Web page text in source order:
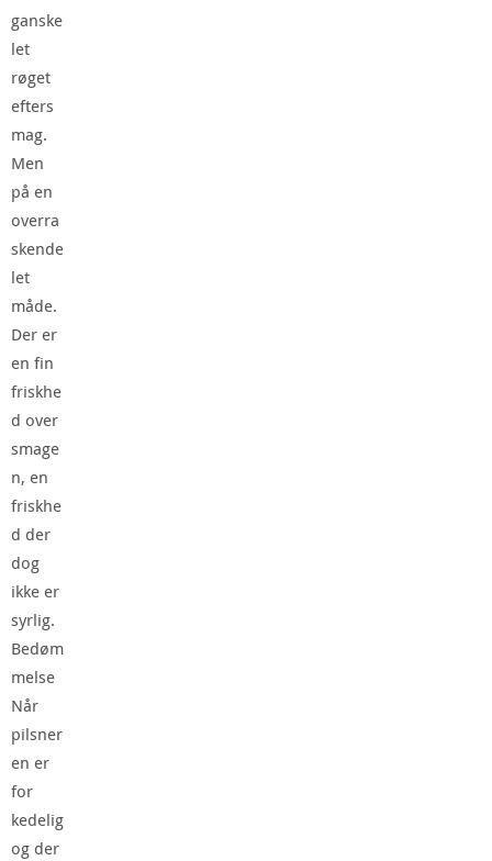
ganske
let
røget
efters
mag.
Men
på en
overra
skende
let
måde.
Der er
en fin
friskhe
d over
smage
n, en
friskhe
d der
dog
ikke er
syrlig.
Bedøm
melse
Når
pilsner
en er
for
kedelig
og der